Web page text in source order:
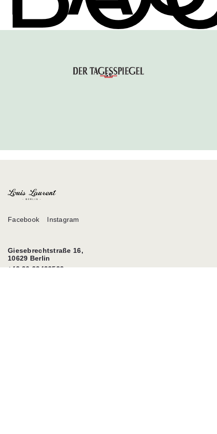
Facebook Instagram
Giesebrechtstraße 16,
10629 Berlin
+49 30 22432529